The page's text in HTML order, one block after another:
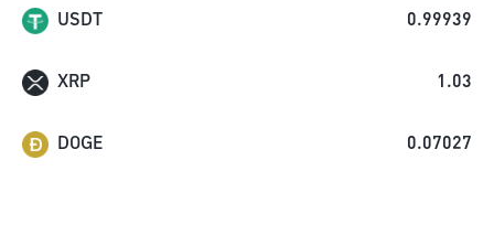
USDT 0.99939
XRP 1.03
DOGE 0.07027